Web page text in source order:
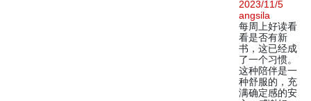
2023/11/5
angsila
每周上好读看
看是否有新
书，这已经成
了一个习惯。
这种陪伴是一
种舒服的，充
满确定感的安